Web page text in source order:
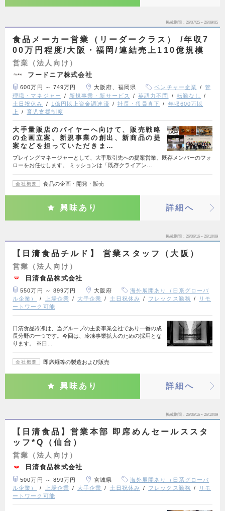
掲載期間 26/07/25～26/09/05
食品メーカー営業（リーダークラス） /年収7
00万円程度/大阪・福岡/連結売上110億規模
営業（法人向け）
フードニア株式会社
600万円 ～ 749万円 大阪府、福岡県 ベンチャー企業
管
理職・マネジャー
新規事業・新サービス 英語力不問
転勤なし
土日祝休み
1億円以上資金調達済 社長・役員直下
年収600万以
上
育児支援制度
大手量販店のバイヤーへ向けて、販売戦略
の企画立案、新規事業の創出、新商品の提
案などを担っていただきま…
プレイングマネージャーとして、大手取引先への提案営業、既存メンバーのフォ
ローをお任せします。 ミッションは「既存クライアン…
会社概要 食品の企画・開発・販売
興味あり 詳細へ
掲載期間 26/06/16～26/10/09
【日清食品チルド】 営業スタッフ（大阪）
営業（法人向け）
日清食品株式会社
550万円 ～ 899万円 大阪府
海外展開あり（日系グローバ
ル企業）
上場企業 大手企業 土日祝休み フレックス勤務
リモ
ートワーク可能
日清食品冷凍は、当グループの主要事業会社であり一番の成
長分野の一つです。今回は、冷凍事業拡大のための採用とな
ります。 ※日…
会社概要 即席麺等の製造および販売
興味あり 詳細へ
掲載期間 26/06/16～26/10/09
【日清食品】営業本部 即席めんセールススタ
ッフ*Q（仙台）
営業（法人向け）
日清食品株式会社
500万円 ～ 899万円 宮城県
海外展開あり（日系グローバ
ル企業）
上場企業 大手企業 土日祝休み フレックス勤務
リモ
ートワーク可能